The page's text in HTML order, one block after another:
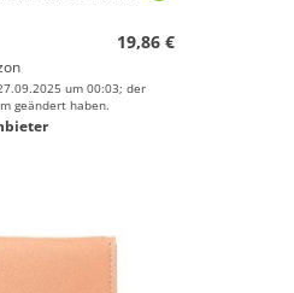
19,86 €
um 00:03; der
geändert haben.